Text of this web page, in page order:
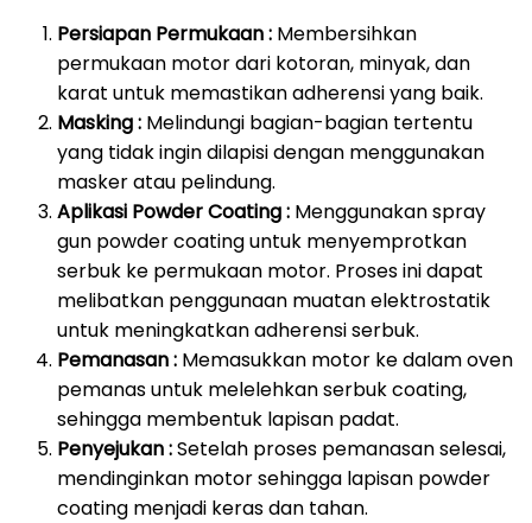
Persiapan Permukaan : Membersihkan
permukaan motor dari kotoran, minyak, dan
karat untuk memastikan adherensi yang baik.
Masking : Melindungi bagian-bagian tertentu
yang tidak ingin dilapisi dengan menggunakan
masker atau pelindung.
Aplikasi Powder Coating : Menggunakan spray
gun powder coating untuk menyemprotkan
serbuk ke permukaan motor. Proses ini dapat
melibatkan penggunaan muatan elektrostatik
untuk meningkatkan adherensi serbuk.
Pemanasan : Memasukkan motor ke dalam oven
pemanas untuk melelehkan serbuk coating,
sehingga membentuk lapisan padat.
Penyejukan :Setelah proses pemanasan selesai,
mendinginkan motor sehingga lapisan powder
coating menjadi keras dan tahan.